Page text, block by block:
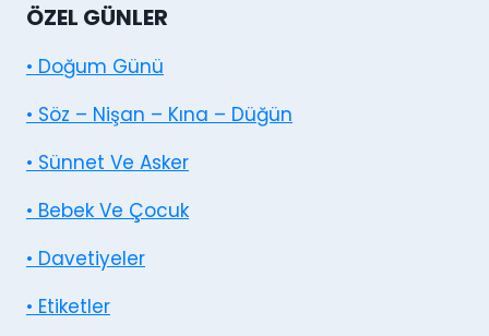
ÖZEL GÜNLER
• Doğum Günü
• Söz – Nişan – Kına – Düğün
• Sünnet Ve Asker
• Bebek Ve Çocuk
• Davetiyeler
• Etiketler